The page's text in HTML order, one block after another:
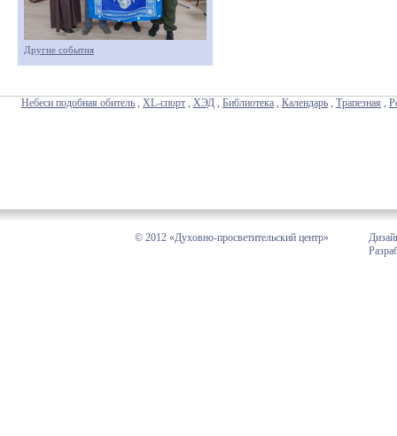
Другие события
Небеси подобная обитель , XL-спорт , ХЭД , Библиотека , Календарь , Трапезная ,
© 2012 «Духовно-просветительский центр»